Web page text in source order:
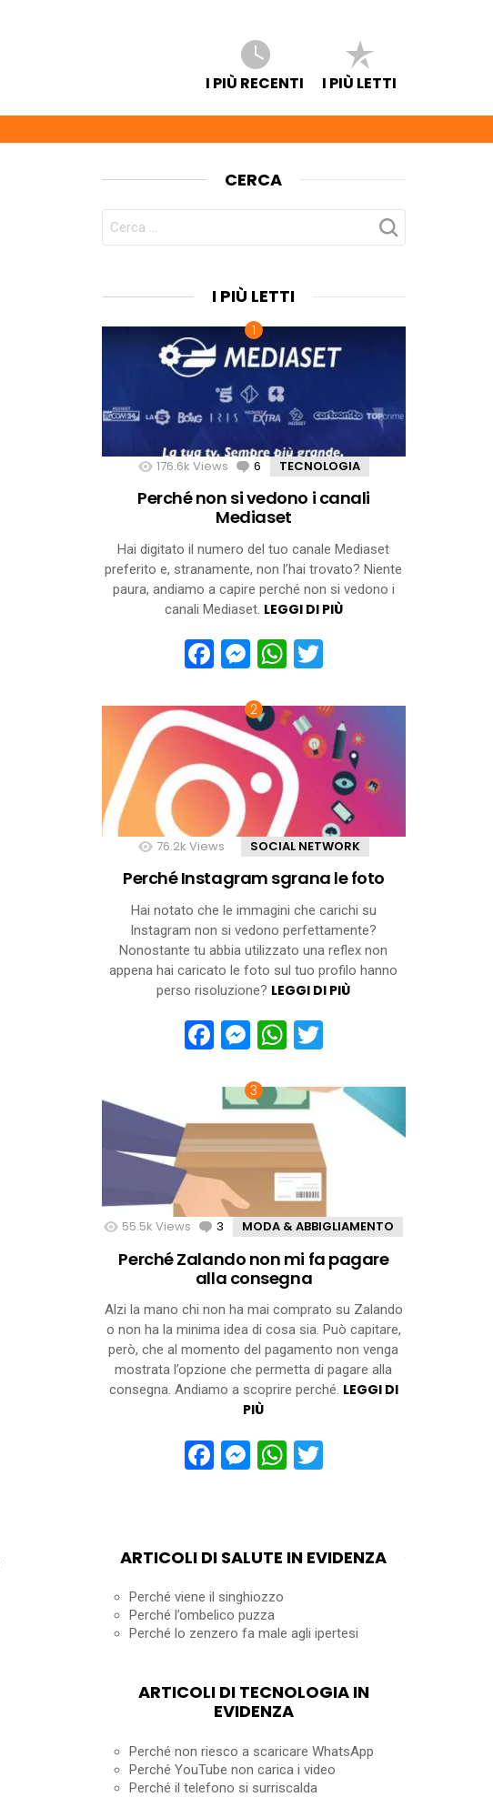
I PIÙ RECENTI I PIÙ LETTI
CERCA
CERCA
PER:
I PIÙ LETTI
176.6k Views 6 Comments
TECNOLOGIA
Perché non si vedono i canali
Mediaset
Hai digitato il numero del tuo canale Mediaset
preferito e, stranamente, non l’hai trovato? Niente
paura, andiamo a capire perché non si vedono i
canali Mediaset. LEGGI DI PIÙ
Facebook
Messenger
WhatsApp
76.2k Views SOCIAL NETWORK
Perché Instagram sgrana le foto
Hai notato che le immagini che carichi su
Instagram non si vedono perfettamente?
Nonostante tu abbia utilizzato una reflex non
appena hai caricato le foto sul tuo profilo hanno
perso risoluzione? LEGGI DI PIÙ
Facebook
Messenger
WhatsApp
Twitter
55.5k Views 3 Comments
MODA & ABBIGLIAMENTO
Perché Zalando non mi fa pagare
alla consegna
Alzi la mano chi non ha mai comprato su Zalando
o non ha la minima idea di cosa sia. Può capitare,
però, che al momento del pagamento non venga
mostrata l’opzione che permetta di pagare alla
consegna. Andiamo a scoprire perché. LEGGI DI
PIÙ
Facebook
Messenger
WhatsApp
Twitter
ARTICOLI DI SALUTE IN EVIDENZA
Perché viene il singhiozzo
Perché l’ombelico puzza
Perché lo zenzero fa male agli ipertesi
ARTICOLI DI TECNOLOGIA IN
EVIDENZA
Perché non riesco a scaricare WhatsApp
Perché YouTube non carica i video
Perché il telefono si surriscalda